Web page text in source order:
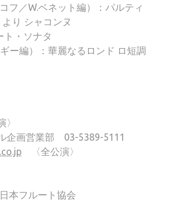
フ／W.ベネット編）：パルティ
り シャコンヌ
ト・ソナタ
ー編）：華麗なるロンド ロ短調
〉
企画営業部 03-5389-5111
〈全公演〉
本フルート協会